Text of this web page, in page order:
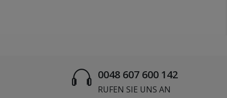
0048 607 600 142
RUFEN SIE UNS AN